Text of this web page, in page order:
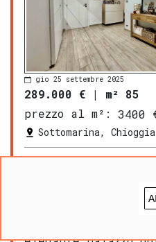
gio 25 settembre 2025
289.000 € | m² 85
prezzo al m²:
3400
Sottomarina, Chioggia
RIF. A349 In
proponiamo un